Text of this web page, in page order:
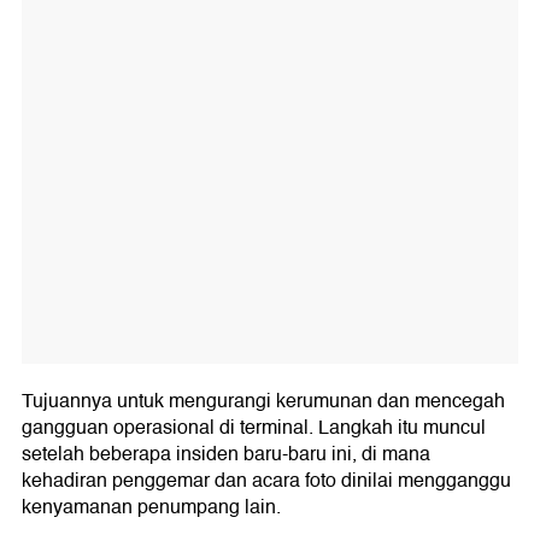
Tujuannya untuk mengurangi kerumunan dan mencegah
gangguan operasional di terminal. Langkah itu muncul
setelah beberapa insiden baru-baru ini, di mana
kehadiran penggemar dan acara foto dinilai mengganggu
kenyamanan penumpang lain.